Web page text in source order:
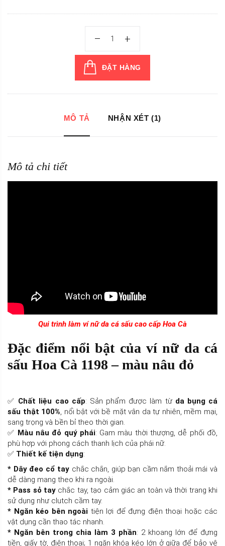
ĐẶT HÀNG
MÔ TẢ NHẬN XÉT (1)
Mô tả chi tiết
Qui trình làm ví nữ da cá sấu cao cấp Hoa Cà
Đặc điểm nổi bật của ví nữ da cá
sấu Hoa Cà 1198 – màu nâu đỏ
✅ Chất liệu cao cấp: Sản phẩm được làm từ da bụng cá
sấu thật 100%, nổi bật với bề mặt vân da tự nhiên, mềm mại,
sang trọng và bền bỉ theo thời gian.
✅ Màu nâu đỏ quý phái: Gam màu thời thượng, dễ phối đồ,
phù hợp với phong cách thanh lịch của phái nữ.
✅ Thiết kế tiện dụng:
* Dây đeo cổ tay chắc chắn, giúp bạn cầm nắm thoải mái và
dễ dàng mang theo khi ra ngoài.
* Pass sỏ tay chắc tay, tạo cảm giác an toàn và thời trang khi
sử dụng như clutch cầm tay.
* Ngăn kéo bên ngoài tiện lợi để đựng điện thoại hoặc các
vật dụng cần thao tác nhanh.
* Ngăn bên trong chia làm 3 phần: 2 khoang lớn để đựng
tiền, giấy tờ, điện thoại; 1 ngăn khóa kéo lớn ở giữa để bảo vệ